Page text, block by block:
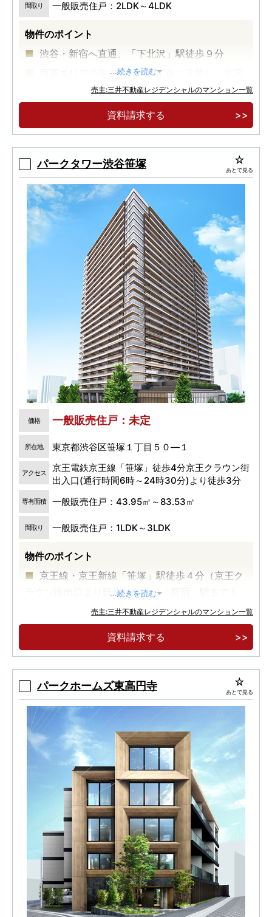
間取り 一般販売住戸：2LDK～4LDK
物件のポイント
渋谷・新宿へ直通、「下北沢」駅徒歩９分
商業エリアの先の良好な住宅街に立地し、北沢
緑道を引き込む敷地・植栽計画
...続きを読む
売主:三井不動産レジデンシャルのマンション一覧
資料請求する
パークタワー渋谷笹塚 あとで見る
価格 一般販売住戸：未定
所在地 東京都渋谷区笹塚１丁目５０―１
アクセス
京王電鉄京王線「笹塚」徒歩4分京王クラウン街
出入口(通行時間6時～24時30分)より徒歩3分
専有面積 一般販売住戸：43.95㎡～83.53㎡
間取り 一般販売住戸：1LDK～3LDK
物件のポイント
京王線・京王新線「笹塚」駅徒歩４分（京王ク
ラウン街出口より徒歩３分）。「新宿」駅まで１
地上２８階建、全６５９邸。住・商・業・育の
一体複合開発、渋谷区最大級フラグシップタワー
レジデンス
標高約３７ｍの高台と周辺の住宅エリアが実現
する圧倒的な解放感と眺望
...続きを読む
売主:三井不動産レジデンシャルのマンション一覧
資料請求する
パークホームズ東高円寺 あとで見る